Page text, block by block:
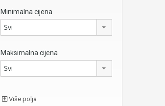
Minimalna cijena
Svi
Maksimalna cijena
Svi
Više polja